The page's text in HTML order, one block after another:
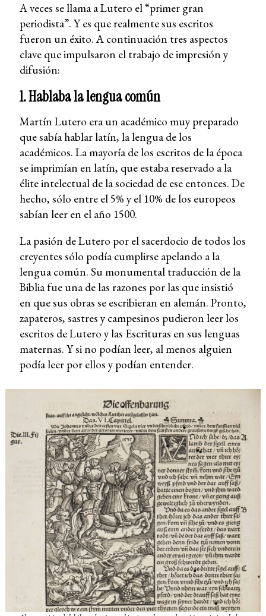
A veces se llama a Lutero el “primer gran
periodista”. Y es que realmente sus escritos
fueron un éxito. A continuación tres aspectos
clave que impulsaron el trabajo de impresión y
difusión:
1. Hablaba la lengua común
Martín Lutero era un académico muy preparado
que sabía hablar latín, la lengua de los
académicos. La mayoría de los escritos de la época
se imprimían en latín, que estaba reservado a la
élite intelectual de la sociedad de ese entonces. De
hecho, sólo entre el 5% y el 10% de los europeos
sabían leer en el año 1500.
La pasión de Lutero por el sacerdocio de todos los
creyentes sólo podía cumplirse apelando a la
lengua común. Su monumental traducción de la
Biblia fue una de las razones por las que insistió
en que sus obras se escribieran en alemán. Pronto,
zapateros, sastres y campesinos pudieron leer los
escritos de Lutero y las Escrituras en sus lenguas
maternas. Y si no podían leer, al menos alguien
podía leer por ellos y podían entender.